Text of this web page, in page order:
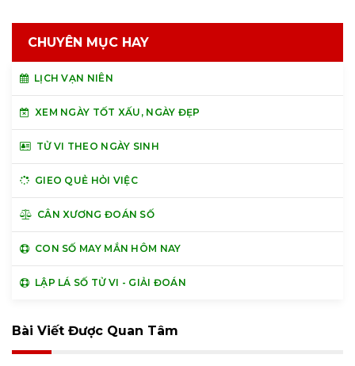
CHUYÊN MỤC HAY
LỊCH VẠN NIÊN
XEM NGÀY TỐT XẤU, NGÀY ĐẸP
TỬ VI THEO NGÀY SINH
GIEO QUẺ HỎI VIỆC
CÂN XƯƠNG ĐOÁN SỐ
CON SỐ MAY MẮN HÔM NAY
LẬP LÁ SỐ TỬ VI - GIẢI ĐOÁN
Bài Viết Được Quan Tâm